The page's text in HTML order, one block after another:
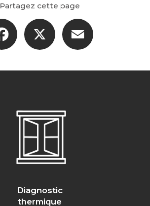
Partagez cette page
Facebook
Diagnostic
thermique